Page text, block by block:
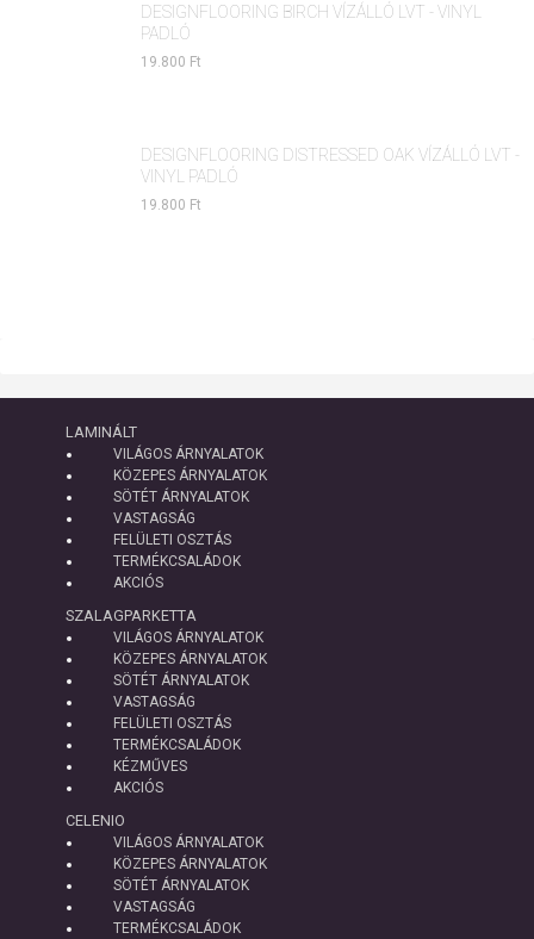
DESIGNFLOORING BIRCH VÍZÁLLÓ LVT - VINYL
PADLÓ
19.800 Ft
DESIGNFLOORING DISTRESSED OAK VÍZÁLLÓ LVT -
VINYL PADLÓ
19.800 Ft
LAMINÁLT
VILÁGOS ÁRNYALATOK
KÖZEPES ÁRNYALATOK
SÖTÉT ÁRNYALATOK
VASTAGSÁG
FELÜLETI OSZTÁS
TERMÉKCSALÁDOK
AKCIÓS
SZALAGPARKETTA
VILÁGOS ÁRNYALATOK
KÖZEPES ÁRNYALATOK
SÖTÉT ÁRNYALATOK
VASTAGSÁG
FELÜLETI OSZTÁS
TERMÉKCSALÁDOK
KÉZMŰVES
AKCIÓS
CELENIO
VILÁGOS ÁRNYALATOK
KÖZEPES ÁRNYALATOK
SÖTÉT ÁRNYALATOK
VASTAGSÁG
TERMÉKCSALÁDOK